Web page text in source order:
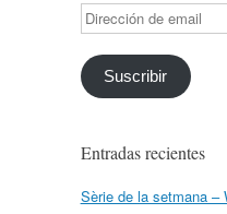
Dirección
de
email
Suscribir
Entradas recientes
Sèrie de la setmana –